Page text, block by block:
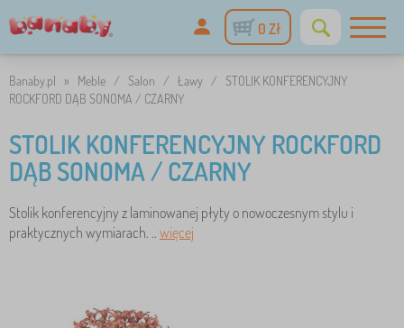
0 Zł
Banaby.pl » Meble / Salon / Ławy / STOLIK KONFERENCYJNY
ROCKFORD DĄB SONOMA / CZARNY
STOLIK KONFERENCYJNY ROCKFORD
DĄB SONOMA / CZARNY
Stolik konferencyjny z laminowanej płyty o nowoczesnym stylu i
praktycznych wymiarach. .. więcej